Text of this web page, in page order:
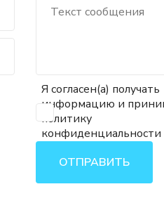
Я согласен(а) получать
информацию и
политику
конфиденциальности
ОТПРАВИТЬ